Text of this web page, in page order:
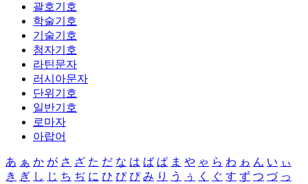
괄호기호
학술기호
기술기호
첨자기호
라틴문자
러시아문자
단위기호
일반기호
로마자
아랍어
あ ぁ か が さ ざ た だ な は ば ぱ ま や ゃ ら わ ゎ ん い ぃ
き ぎ し じ ち ぢ に ひ び ぴ み り う ぅ く ぐ す ず つ づ っ